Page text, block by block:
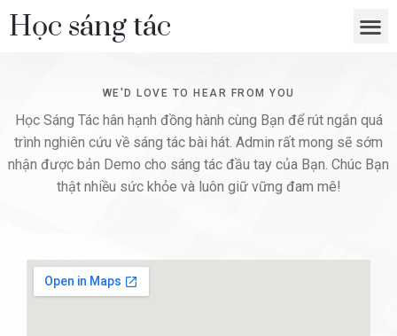
Học sáng tác
WE'D LOVE TO HEAR FROM YOU
Học Sáng Tác hân hạnh đồng hành cùng Bạn để rút ngắn quá
trình nghiên cứu về sáng tác bài hát. Admin rất mong sẽ sớm
nhận được bản Demo cho sáng tác đầu tay của Bạn. Chúc Bạn
thật nhiều sức khỏe và luôn giữ vững đam mê!